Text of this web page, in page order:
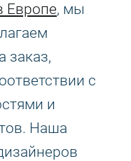
Европе, мы
заказ,
с
и
Наша